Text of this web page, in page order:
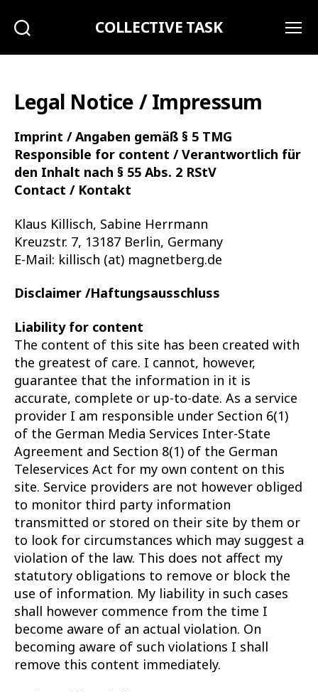
COLLECTIVE TASK
Legal Notice / Impressum
Imprint / Angaben gemäß § 5 TMG
Responsible for content / Verantwortlich für
den Inhalt nach § 55 Abs. 2 RStV
Contact / Kontakt
Klaus Killisch, Sabine Herrmann
Kreuzstr. 7, 13187 Berlin, Germany
E-Mail: killisch (at) magnetberg.de
Disclaimer /Haftungsausschluss
Liability for content
The content of this site has been created with
the greatest of care. I cannot, however,
guarantee that the information in it is
accurate, complete or up-to-date. As a service
provider I am responsible under Section 6(1)
of the German Media Services Inter-State
Agreement and Section 8(1) of the German
Teleservices Act for my own content on this
site. Service providers are not however obliged
to monitor third party information
transmitted or stored on their site by them or
to look for circumstances which may suggest a
violation of the law. This does not affect my
statutory obligations to remove or block the
use of information. My liability in such cases
shall however commence from the time I
become aware of an actual violation. On
becoming aware of such violations I shall
remove this content immediately.